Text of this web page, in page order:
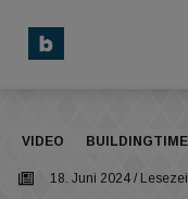
VIDEO
18. Juni 2024 /